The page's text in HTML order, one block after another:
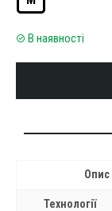
В наявності
Опис
Технології